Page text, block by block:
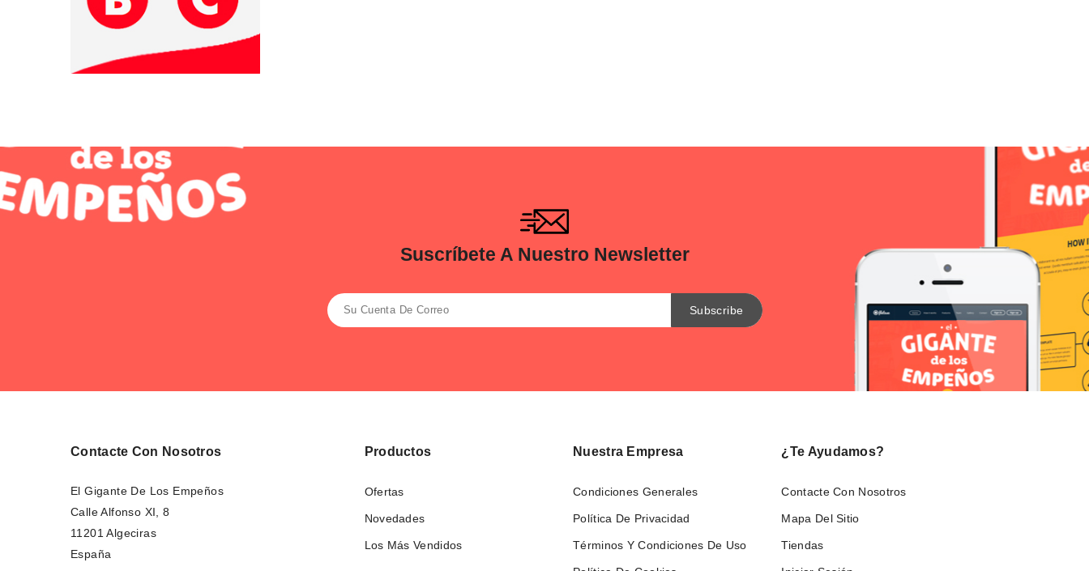
Suscríbete A Nuestro Newsletter
Contacte Con Nosotros
El Gigante De Los Empeños
Calle Alfonso XI, 8
11201 Algeciras
España
Productos
Ofertas
Novedades
Los Más Vendidos
Nuestra Empresa
Condiciones Generales
Política De Privacidad
Términos Y Condiciones De Uso
¿Te Ayudamos?
Contacte Con Nosotros
Mapa Del Sitio
Tiendas